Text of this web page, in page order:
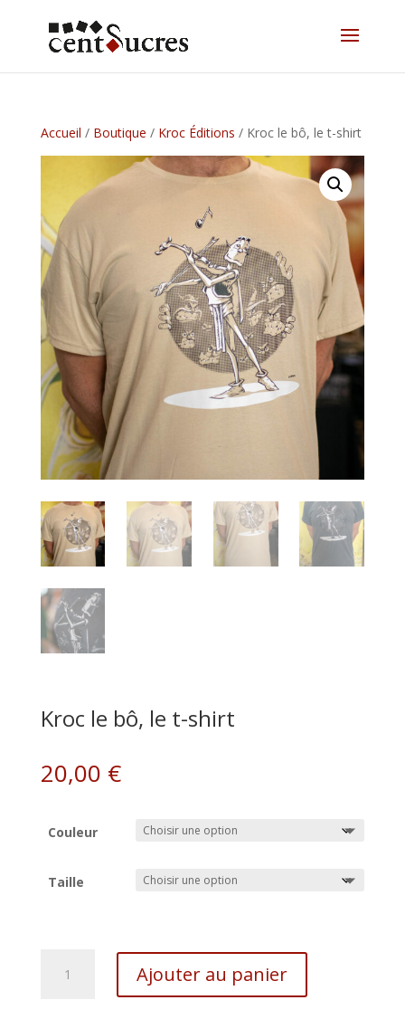
Accueil / Boutique / Kroc Éditions / Kroc le bô, le t-shirt
Kroc le bô, le t-shirt
20,00 €
Couleur
Taille
Ajouter au panier